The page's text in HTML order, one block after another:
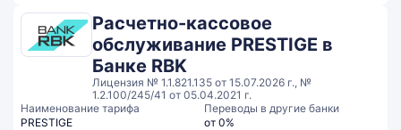
Расчетно-кассовое
обслуживание PRESTIGE в
Банке RBK
Лицензия № 1.1.821.135 от 15.07.2026 г., №
1.2.100/245/41 от 05.04.2021 г.
Наименование тарифа
PRESTIGE
Переводы в другие банки
от 0%